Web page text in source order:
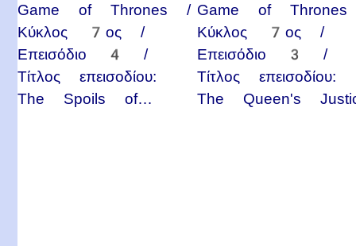
Game of Thrones /
Κύκλος 7ος /
Επεισόδιο 4 /
Τίτλος επεισοδίου:
The Spoils of…
Game of
Κύκλος 7ος /
Επεισόδιο 3 /
Τίτλος επεισοδίου:
The Queen's